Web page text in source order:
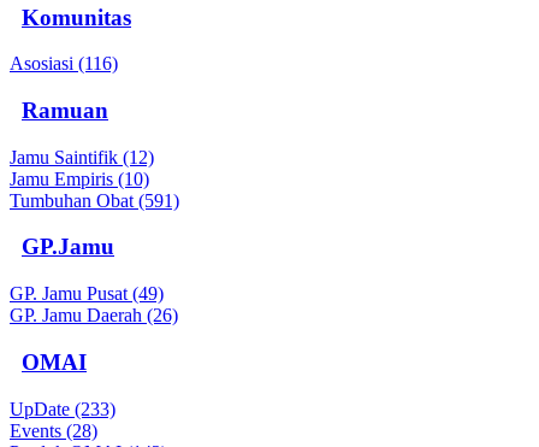
Komunitas
Asosiasi (116)
Ramuan
Jamu Saintifik (12)
Jamu Empiris (10)
Tumbuhan Obat (591)
GP.Jamu
GP. Jamu Pusat (49)
GP. Jamu Daerah (26)
OMAI
UpDate (233)
Events (28)